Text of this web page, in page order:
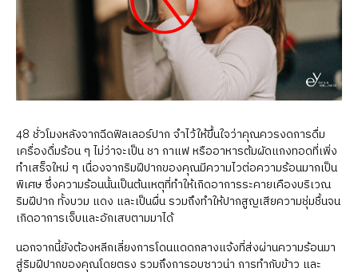
48 ชั่วโมงหลังจากฉีดฟิลเลอร์ปาก จำไว้ให้ขึ้นใจว่าคุณควรงดการดื่ม
เครื่องดื่มร้อน ๆ ไม่ว่าจะเป็น ชา กาแฟ หรืออาหารต้มผัดแกงทอดที่เพิ่ง
ทำเสร็จใหม่ ๆ เนื่องจากริมฝีปากของคุณมีความไวต่อความร้อนมากเป็น
พิเศษ ซึ่งความร้อนนั้นเป็นต้นเหตุที่ทำให้เกิดอาการระคายเคืองบริเวณ
ริมฝีปาก ทั้งบวม แดง และเป็นผื่น รวมถึงทำให้ปากสูญเสียความชุ่มชื้นจน
เกิดอาการเจ็บและอักเสบตามมาได้
นอกจากนี้ยังต้องหลีกเลี่ยงการโดนแดดกลางแจ้งที่ส่งผ่านความร้อนมา
สู่ริมฝีปากของคุณโดยตรง รวมถึงการอบซาวน่า การทำกับข้าว และ